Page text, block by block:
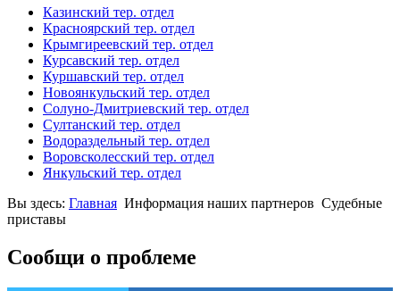
Казинский тер. отдел
Красноярский тер. отдел
Крымгиреевский тер. отдел
Курсавский тер. отдел
Куршавский тер. отдел
Новоянкульский тер. отдел
Солуно-Дмитриевский тер. отдел
Султанский тер. отдел
Водораздельный тер. отдел
Воровсколесский тер. отдел
Янкульский тер. отдел
Вы здесь: Главная Информация наших партнеров Судебные
приставы
Сообщи о проблеме